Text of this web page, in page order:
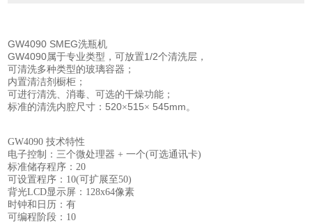
GW4090 SMEG洗瓶机
GW4090属于专业类型，可放置1/2个清洗层，
可清洗多种类型的玻璃容器；
内置清洁剂橱柜；
可进行清洗、消毒、可选的干燥功能；
标准的清洗内腔尺寸： 520×515× 545mm 。
GW4090 技术特性
电子控制：三个微处理器 + 一个(可选通讯卡)
标准储存程序：20
可设置程序：10(可扩展至50)
背光LCD显示屏：128x64像素
时钟和日历：有
可编程阶段：10